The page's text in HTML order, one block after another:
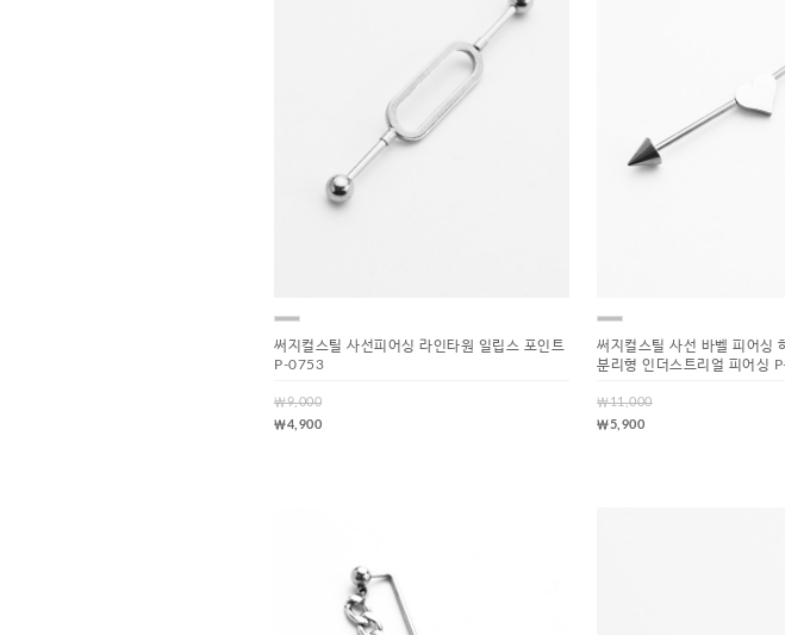
써지컬스틸 사선피어싱 라인타원 일립스 포인트
P-0753
￦9,000
￦4,900
써지컬스틸 사선 바벨 피어싱
분리형 인더스트리얼 피어싱
￦11,000
￦5,900